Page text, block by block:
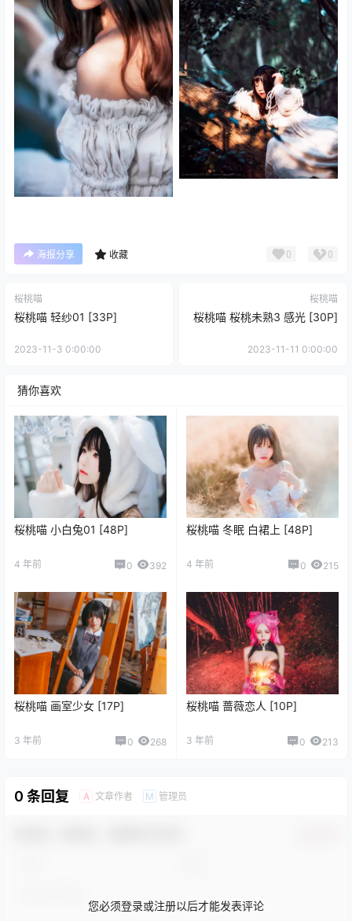
海报分享 收藏 0 0
桜桃喵
桜桃喵 轻纱01 [33P]
2023-11-3 0:00:00
桜桃喵
桜桃喵 桜桃未熟3 感光 [30P]
2023-11-11 0:00:00
猜你喜欢
桜桃喵 小白兔01 [48P]
4 年前 0 392
桜桃喵 冬眠 白裙上 [48P]
4 年前 0 215
桜桃喵 画室少女 [17P]
3 年前 0 268
桜桃喵 蔷薇恋人 [10P]
3 年前 0 213
0 条回复 A 文章作者 M 管理员
您必须登录或注册以后才能发表评论